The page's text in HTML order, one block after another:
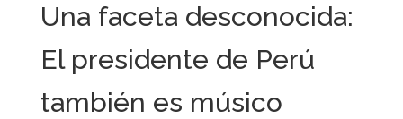
Una faceta desconocida:
El presidente de Perú
también es músico